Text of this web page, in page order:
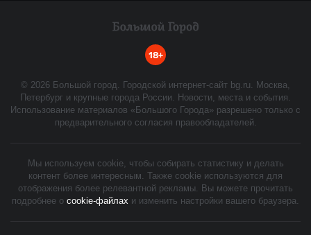
18+
© 2026 Большой город. Городской интернет-сайт bg.ru. Москва,
Петербург и крупные города России. Новости, места и события.
Использование материалов «Большого Города» разрешено только с
предварительного согласия правообладателей.
Мы используем cookie, чтобы собирать статистику и делать
контент более интересным. Также cookie используются для
отображения более релевантной рекламы. Вы можете прочитать
подробнее о cookie-файлах и изменить настройки вашего браузера.